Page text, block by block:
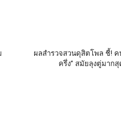
ผลสำรวจสวนดุสิตโพล ชี้!
ครึ่ง” สมัยลุงตู่มาก